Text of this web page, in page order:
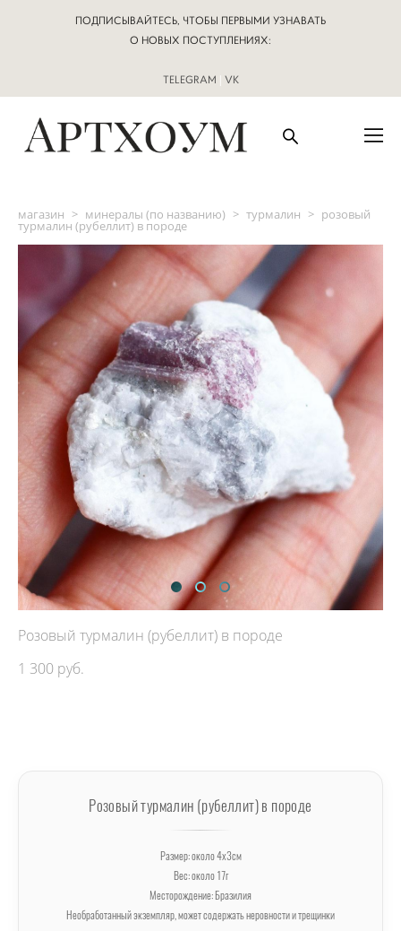
ПОДПИСЫВАЙТЕСЬ, ЧТОБЫ ПЕРВЫМИ УЗНАВАТЬ
О НОВЫХ ПОСТУПЛЕНИЯХ:
TELEGRAM | VK
магазин > минералы (по названию) > турмалин > розовый
турмалин (рубеллит) в породе
Розовый турмалин (рубеллит) в породе
1 300 pуб.
Розовый турмалин (рубеллит) в породе
Размер: около 4х3см
Вес: около 17г
Месторождение: Бразилия
Необработанный экземпляр, может содержать неровности и трещинки